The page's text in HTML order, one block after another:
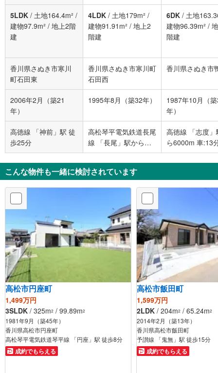
5LDK / 土地164.4m² /
建物97.9m² / 地上2階
建
4LDK / 土地179m² /
建物91.91m² / 地上2
階建
6DK / 土地
建物96.39m² /
階建
香川県さぬき市寒川
町石田東
香川県さぬき市寒川町
石田西
香川県さぬき市
2006年2月（築21
年）
1995年8月（築32年）
1987年10月（
年）
高徳線 「神前」駅 徒
歩25分
高松琴平電気鉄道長尾
線 「長尾」駅から
3000m 車:6分
高徳線 「志度」
ら6000m 車
こんな物件も一緒に検討されています
高松市円座町
1,499万円
3SLDK / 325m2 / 99.89m2
1981年9月（築45年）
香川県高松市円座町
高松琴平電気鉄道琴平線 「円座」駅 徒歩8分
成約でもらえる
高松市飯田町
1,599万円
2LDK / 204m2 / 65.24m2
2014年2月（築13年）
香川県高松市飯田町
予讃線 「鬼無」駅 徒歩15分
成約でもらえる